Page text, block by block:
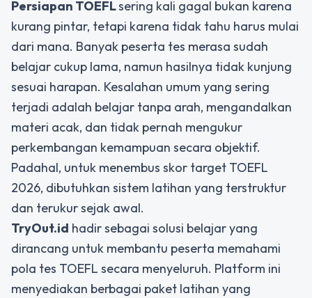
Persiapan TOEFLsering kali gagal bukan karena
kurang pintar, tetapi karena tidak tahu harus mulai
dari mana. Banyak peserta tes merasa sudah
belajar cukup lama, namun hasilnya tidak kunjung
sesuai harapan. Kesalahan umum yang sering
terjadi adalah belajar tanpa arah, mengandalkan
materi acak, dan tidak pernah mengukur
perkembangan kemampuan secara objektif.
Padahal, untuk menembus skor target TOEFL
2026, dibutuhkan sistem latihan yang terstruktur
dan terukur sejak awal.
TryOut.id hadir sebagai solusi belajar yang
dirancang untuk membantu peserta memahami
pola tes TOEFL secara menyeluruh. Platform ini
menyediakan berbagai paket latihan yang